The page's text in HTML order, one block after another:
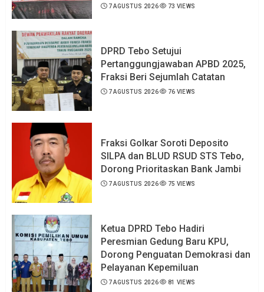
7 AGUSTUS 2026 73 VIEWS
DPRD Tebo Setujui
Pertanggungjawaban APBD 2025,
Fraksi Beri Sejumlah Catatan
7 AGUSTUS 2026 76 VIEWS
Fraksi Golkar Soroti Deposito
SILPA dan BLUD RSUD STS Tebo,
Dorong Prioritaskan Bank Jambi
7 AGUSTUS 2026 75 VIEWS
Ketua DPRD Tebo Hadiri
Peresmian Gedung Baru KPU,
Dorong Penguatan Demokrasi dan
Pelayanan Kepemiluan
7 AGUSTUS 2026 81 VIEWS